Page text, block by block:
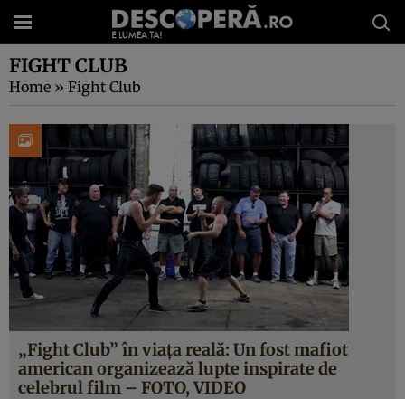
FIGHT CLUB
Home » Fight Club
„Fight Club” în viaţa reală: Un fost mafiot
american organizează lupte inspirate de
celebrul film – FOTO, VIDEO